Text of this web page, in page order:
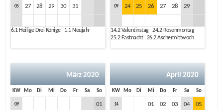
05 27 28 29 30 31
6.1Heilige Drei Könige 1.1Neujahr
09 24 25 26 27 28 29
14.2Valentinstag 24.2Rosenmontag
25.2Fastnacht 26.2Aschermittwoch
März 2020
KW Mo Di Mi Do Fr Sa So
09 01
April 2020
KW Mo Di Mi Do Fr Sa So
14 01 02 03 04 05